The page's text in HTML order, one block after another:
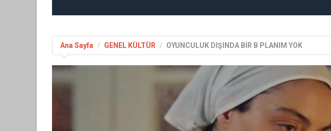
Ana Sayfa GENEL KÜLTÜR OYUNCULUK DIŞINDA BİR B PLANIM YOK